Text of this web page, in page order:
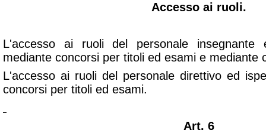
Accesso ai ruoli.
L'accesso ai ruoli del personale insegnante
mediante concorsi per titoli ed esami e mediante
L'accesso ai ruoli del personale direttivo ed
concorsi per titoli ed esami.
Art. 6